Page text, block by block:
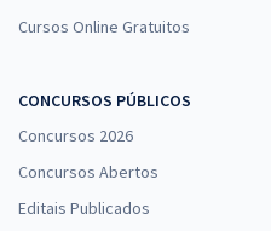
Cursos Online Gratuitos
CONCURSOS PÚBLICOS
Concursos 2026
Concursos Abertos
Editais Publicados